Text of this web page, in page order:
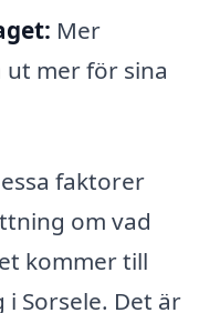
Mer
mer för sina
faktorer
om vad
kommer till
Sorsele. Det är